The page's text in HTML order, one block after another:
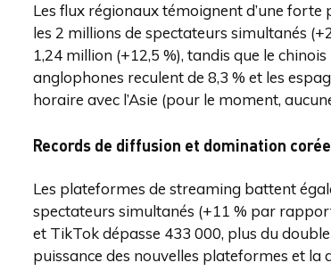
Les flux régionaux témoignent d’une
les 2 millions de spectateurs simultanés
1,24 million (+12,5 %), tandis que le
anglophones reculent de 8,3 % et les
horaire avec l’Asie (pour le moment,
Records de diffusion et domination
Les plateformes de streaming battent
spectateurs simultanés (+11 % par
et TikTok dépasse 433 000, plus du
puissance des nouvelles plateformes et